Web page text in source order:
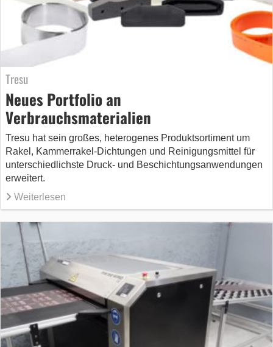
Tresu
Neues Portfolio an
Verbrauchsmaterialien
Tresu hat sein großes, heterogenes Produktsortiment um
Rakel, Kammerrakel-Dichtungen und Reinigungsmittel für
unterschiedlichste Druck- und Beschichtungsanwendungen
erweitert.
Weiterlesen